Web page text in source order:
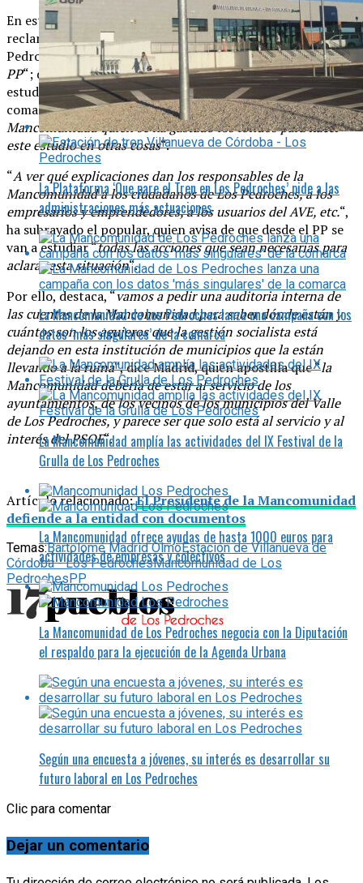
En este sentido, señala que después de tantos años
reclamando y esperando la Estación de AVE en Los
Pedroches, que “ya es una realidad gracias al Gobierno del
PP“; después de pedir desde la propia Mancomunidad un
estudio sobre el impacto de esta infraestructura en la
comarca, resulta “lamentable que sea la misma
Mancomunidad quien se ha gastado los fondos para hacer
este estudio en otras cosas“.
“A ver qué explicaciones dan los responsables de la
Mancomunidad a los ciudadanos de Los Pedroches, a los
empresarios y emprendedores, a los usuarios del AVE, etc.“,
ha subrayado el popular, quien avisa de que desde el PP se
van a estudiar “todas las acciones que sean necesarias para
aclarar esta situación“.
Por ello, destaca, “vamos a pedir una auditoria interna de
las cuentas de la Mancomunidad para saber dónde están y
cuántos son los agujeros que la gestión socialista está
dejando en esta institución de municipios que la están
llevando a la ruina“, dice Madrid, quien apostilla que “la
Mancomunidad debería de estar al servicio de los
ayuntamientos, de los vecinos de los municipios del Valle
de Los Pedroches, y parece ser que solo está al servicio y al
interés del PSOE“.
Artículo relacionado:El Presidente de la Mancomunidad
defiende a la entidad con documentos
Temas:Bartolomé Madrid OlmoEstación de Villanueva de
Córdoba - Los PedrochesMancomunidad de Los
Pedroches PP
La Plataforma ‘Que pare el Tren en Los Pedroches’ pide a las
administraciones más actuaciones
La Mancomunidad de Los Pedroches lanza una campaña con los
datos ‘más singulares’ de la comarca
La Mancomunidad amplía las actividades del IX Festival de la
Grulla de Los Pedroches
La Mancomunidad ofrece ayudas de hasta 1000 euros para
actividades de empresas y colectivos
La Mancomunidad de Los Pedroches negocia con la Diputación
el respaldo para la ejecución de la Agenda Urbana
Según una encuesta a jóvenes, su interés es desarrollar su
futuro laboral en Los Pedroches
Clic para comentar
Dejar un comentario